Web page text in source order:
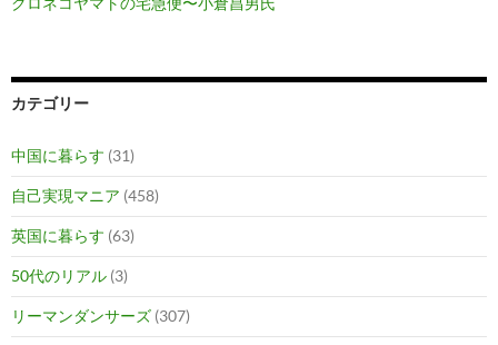
カテゴリー
中国に暮らす (31)
自己実現マニア (458)
英国に暮らす (63)
50代のリアル (3)
リーマンダンサーズ (307)